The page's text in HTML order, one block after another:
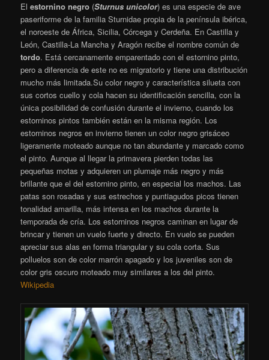
Elestornino negro (Sturnus unicolor) es una especie de ave
paseriforme de la familia Sturnidae propia de la península ibérica,
el noroeste de África, Sicilia, Córcega y Cerdeña. En Castilla y
León, Castilla-La Mancha y Aragón recibe el nombre común de
tordo. Está cercanamente emparentado con el estornino pinto,
pero a diferencia de este no es migratorio y tiene una distribución
mucho más limitada.Su color negro y característica silueta con
sus cortos cuello y cola hacen su identificación sencilla, con la
única posibilidad de confusión durante el invierno, cuando los
estorninos pintos también están en la misma región. Los
estorninos negros en invierno tienen un color negro grisáceo
ligeramente moteado aunque no tan abundante y marcado como
el pinto. Aunque al llegar la primavera pierden todas las
pequeñas motas y adquieren un plumaje más negro y más
brillante que el del estornino pinto, en especial los machos. Las
patas son rosadas y sus estrechos y puntiagudos picos tienen
tonalidad amarilla, más intensa en los machos durante la
temporada de cría. Los estorninos negros caminan en lugar de
brincar y tienen un vuelo fuerte y directo. En vuelo se pueden
apreciar sus alas en forma triangular y su cola corta. Sus
polluelos son de color marrón apagado y los juveniles son de
color gris oscuro moteado muy similares a los del pinto.
Wikipedia